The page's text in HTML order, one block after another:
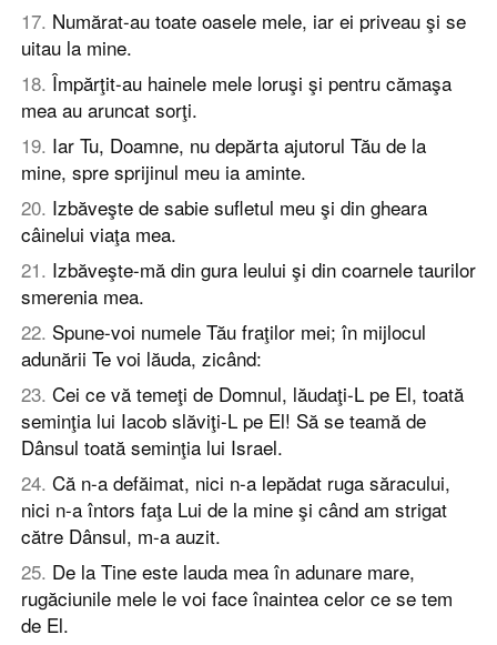
17. Numărat-au toate oasele mele, iar ei priveau şi se
uitau la mine.
18. Împărţit-au hainele mele loruşi şi pentru cămaşa
mea au aruncat sorţi.
19. Iar Tu, Doamne, nu depărta ajutorul Tău de la
mine, spre sprijinul meu ia aminte.
20. Izbăveşte de sabie sufletul meu şi din gheara
câinelui viaţa mea.
21. Izbăveşte-mă din gura leului şi din coarnele taurilor
smerenia mea.
22. Spune-voi numele Tău fraţilor mei; în mijlocul
adunării Te voi lăuda, zicând:
23. Cei ce vă temeţi de Domnul, lăudaţi-L pe El, toată
seminţia lui Iacob slăviţi-L pe El! Să se teamă de
Dânsul toată seminţia lui Israel.
24. Că n-a defăimat, nici n-a lepădat ruga săracului,
nici n-a întors faţa Lui de la mine şi când am strigat
către Dânsul, m-a auzit.
25. De la Tine este lauda mea în adunare mare,
rugăciunile mele le voi face înaintea celor ce se tem
de El.